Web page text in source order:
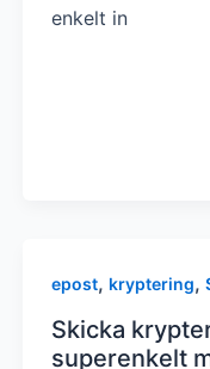
enkelt in
epost, kryptering,
Skicka
superenkelt